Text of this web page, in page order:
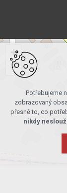
+
−
Potřebujeme
zobrazovaný
přesně to, co
nikdy